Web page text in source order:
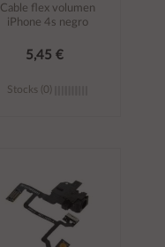
Cable flex volumen
iPhone 4s negro
5,45 €
Stocks (0)